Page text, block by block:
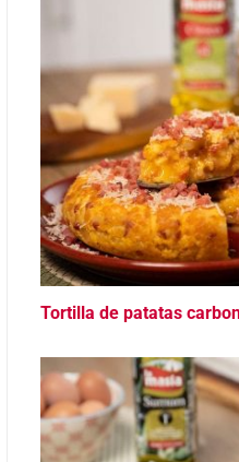
Tortilla de patatas